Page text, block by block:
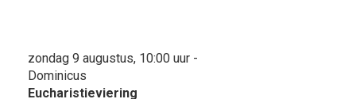
zondag 9 augustus, 10:00 uur -
Dominicus
Eucharistieviering